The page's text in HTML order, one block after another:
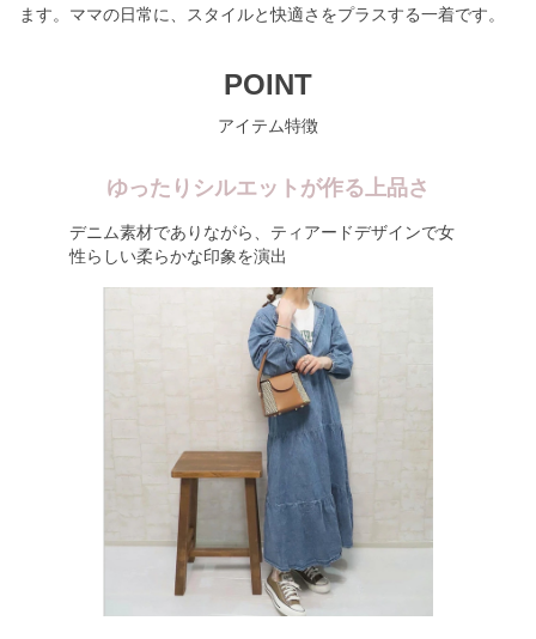
ます。ママの日常に、スタイルと快適さをプラスする一着です。
POINT
アイテム特徴
ゆったりシルエットが作る上品さ
デニム素材でありながら、ティアードデザインで女
性らしい柔らかな印象を演出